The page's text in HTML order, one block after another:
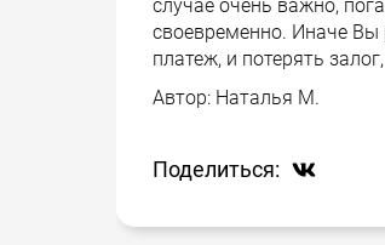
случае очень важно,
своевременно. Иначе Вы
платеж, и потерять
Автор: Наталья М.
Поделиться: